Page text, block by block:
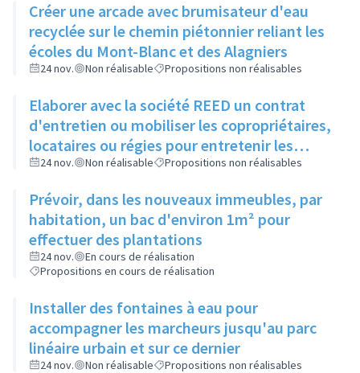
Créer une arcade avec brumisateur d'eau
recyclée sur le chemin piétonnier reliant les
écoles du Mont-Blanc et des Alagniers
24 nov. Non réalisable Propositions non réalisables
Elaborer avec la société REED un contrat
d'entretien ou mobiliser les copropriétaires,
locataires ou régies pour entretenir les
espaces verts entre bâtiments
24 nov. Non réalisable Propositions non réalisables
Prévoir, dans les nouveaux immeubles, par
habitation, un bac d'environ 1m² pour
effectuer des plantations
24 nov.
En cours de réalisation
Propositions en cours de réalisation
Installer des fontaines à eau pour
accompagner les marcheurs jusqu'au parc
linéaire urbain et sur ce dernier
24 nov. Non réalisable Propositions non réalisables